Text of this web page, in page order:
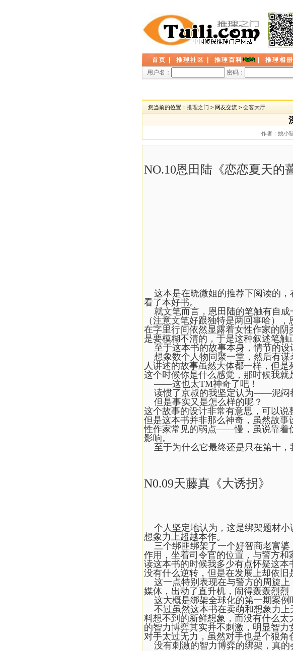
首页 推理社区 推理百科 推理相册
用户名：
密码：
您当前的位置： 推理之门 > 网友交流 > 会客大厅
作者：姚小
NO.10恩田陆《恋恋夏天的
这本是在晓微姐 的推荐下阅读的
看了本好书。
就文笔而言，恩田陆的笔触有自成
（注意文笔好跟独特是两回事哈）
在字里行间依然显露着女性作家的
是要模糊不清的，于是这种叙述笔触
至于这本书的故事本身，情节的设
想象数个人物同聚一堂，然后有谋
人讲述的故事虽然大体都一样，但是
这个时候你是什么感觉，那时候我就
——这也太TM神奇了吧！
读惯了京叔的我坚定认为——泥闷
但是事实又是怎么样的呢？
这个故事的设计非常有意思，可以说
但是这本书并非那么神奇，虽然故
性作家常见的弱点——慢，虽说靠着
影响。
至于为什么它最终还是只在第十
N0.09天藤真《大诱拐》
个人坚定地认为，这是绑架题材小
想象力上超越本作。
三个绑匪绑架了一个好智商老富婆
作用，坐着司令官的位置，与警方和
读这本书的时候我多少有点怀疑这
没有什么逆转，但是在发展上却依旧
这一点特别表现在与警方的周旋上
媒体，出动了直升机，闹得轰轰烈烈
这大概是绑架全球化的第一期案例
不过虽然这本书在卖萌和想象力上
料想不到的新鲜想象，而没有什么
的智力博弈其实并不刺激，明显智
对手太过无力，虽然对手也是个狠角
没有刺激的智力博弈的绑架，真的